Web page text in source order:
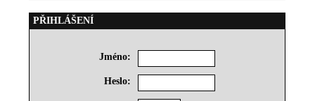
PŘIHLÁŠENÍ
Jméno:
Heslo: